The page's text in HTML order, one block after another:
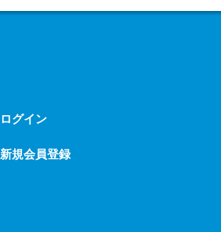
ログイン
新規会員登録